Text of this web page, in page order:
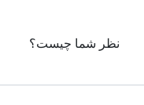
نظر شما چیست؟